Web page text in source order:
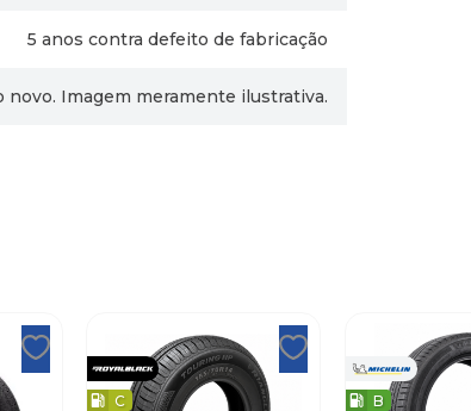
5 anos contra defeito de fabricação
novo. Imagem meramente ilustrativa.
C
B